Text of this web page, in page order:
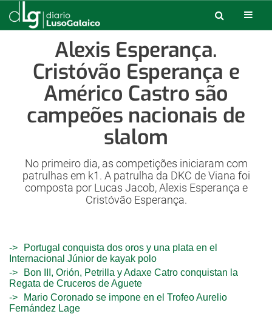
Alexis Esperança.
Cristóvão Esperança e
Américo Castro são
campeões nacionais de
slalom
No primeiro dia, as competições iniciaram com
patrulhas em k1. A patrulha da DKC de Viana foi
composta por Lucas Jacob, Alexis Esperança e
Cristóvão Esperança.
Portugal conquista dos oros y una plata en el
Internacional Júnior de kayak polo
Bon III, Orión, Petrilla y Adaxe Catro conquistan la
Regata de Cruceros de Aguete
Mario Coronado se impone en el Trofeo Aurelio
Fernández Lage